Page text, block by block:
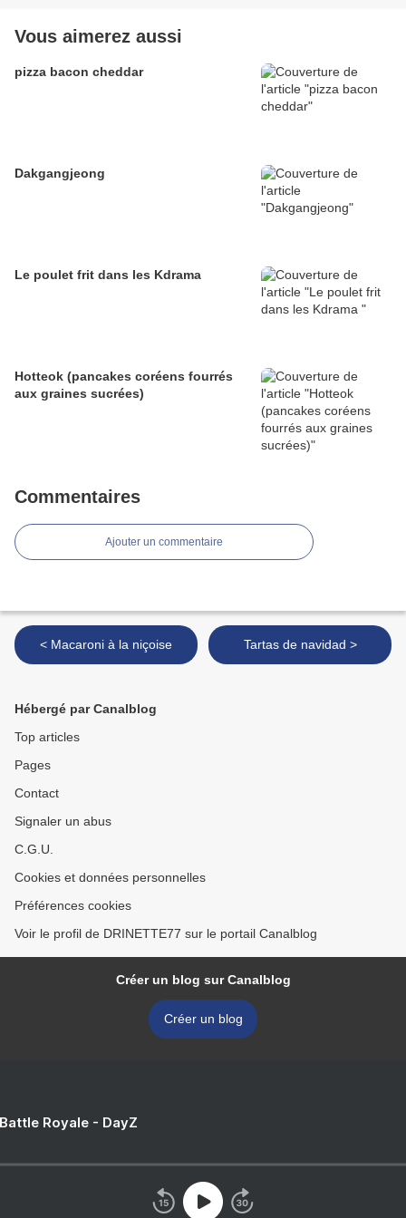
Vous aimerez aussi
pizza bacon cheddar
Dakgangjeong
Le poulet frit dans les Kdrama
Hotteok (pancakes coréens fourrés
aux graines sucrées)
Commentaires
Ajouter un commentaire
< Macaroni à la niçoise Tartas de navidad >
Hébergé par Canalblog
Top articles
Pages
Contact
Signaler un abus
C.G.U.
Cookies et données personnelles
Préférences cookies
Voir le profil de DRINETTE77 sur le portail Canalblog
Créer un blog sur Canalblog
Créer un blog
Royale - DayZ